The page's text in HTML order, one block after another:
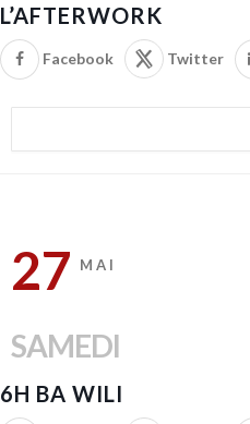
L’AFTERWORK
Facebook Twitter
27 MAI
SAMEDI
6H BA WILI